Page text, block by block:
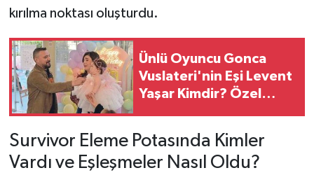
kırılma noktası oluşturdu.
Ünlü Oyuncu Gonca
Vuslateri'nin Eşi Levent
Yaşar Kimdir? Özel
Survivor Eleme Potasında Kimler
Vardı ve Eşleşmeler Nasıl Oldu?